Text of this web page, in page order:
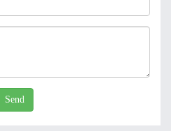
Send